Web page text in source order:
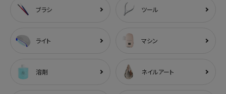
ブラシ ツール
ライト マシン
溶剤 ネイルアート